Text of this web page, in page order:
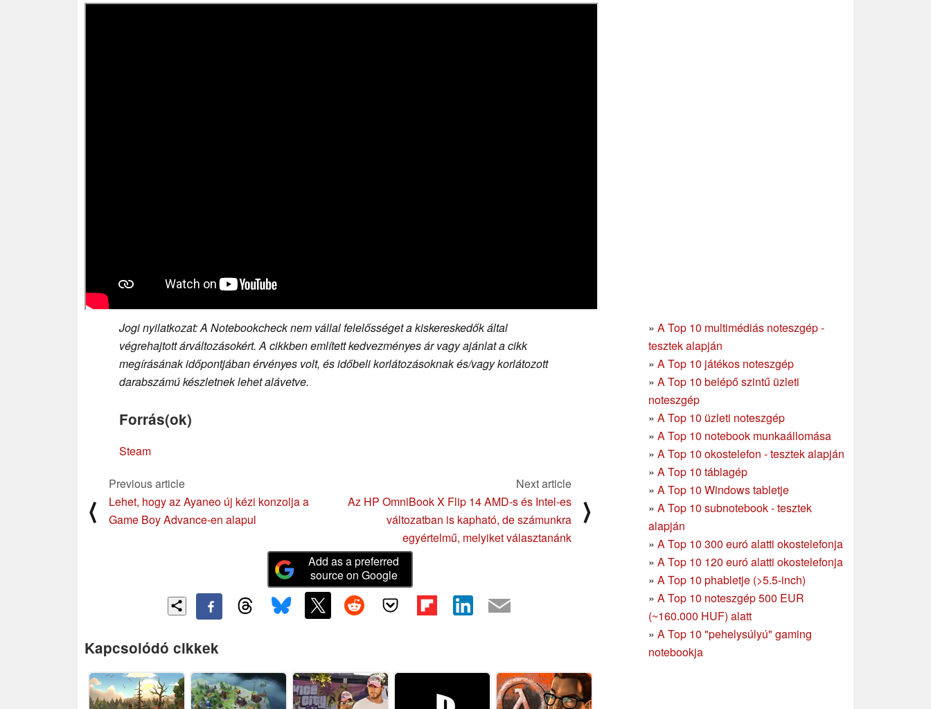
» A Top 10 multimédiás noteszgép -
tesztek alapján
» A Top 10 játékos noteszgép
» A Top 10 belépő szintű üzleti
noteszgép
» A Top 10 üzleti noteszgép
» A Top 10 notebook munkaállomása
» A Top 10 okostelefon - tesztek alapján
» A Top 10 táblagép
» A Top 10 Windows tabletje
» A Top 10 subnotebook - tesztek
alapján
» A Top 10 300 euró alatti okostelefonja
» A Top 10 120 euró alatti okostelefonja
» A Top 10 phabletje (>5.5-inch)
» A Top 10 noteszgép 500 EUR
(~160.000 HUF) alatt
» A Top 10 "pehelysúlyú" gaming
notebookja
Jogi nyilatkozat: A Notebookcheck nem vállal felelősséget a kiskereskedők által
végrehajtott árváltozásokért. A cikkben említett kedvezményes ár vagy ajánlat a cikk
megírásának időpontjában érvényes volt, és időbeli korlátozásoknak és/vagy korlátozott
darabszámú készletnek lehet alávetve.
Forrás(ok)
Steam
⟨
Previous article
Lehet, hogy az Ayaneo új kézi konzolja a
Game Boy Advance-en alapul
Next article
Az HP OmniBook X Flip 14 AMD-s és Intel-es
változatban is kapható, de számunkra
egyértelmű, melyiket választanánk
⟩
Add as a preferred
source on Google
Kapcsolódó cikkek